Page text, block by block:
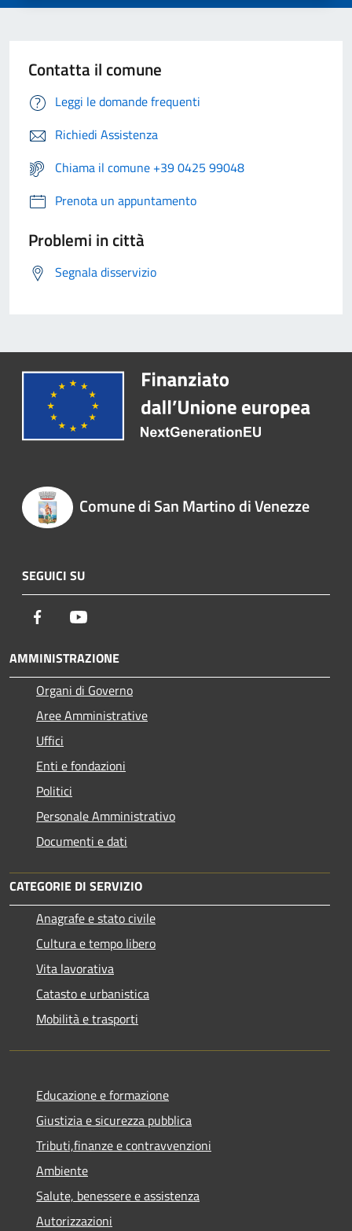
Contatta il comune
Leggi le domande frequenti
Richiedi Assistenza
Chiama il comune +39 0425 99048
Prenota un appuntamento
Problemi in città
Segnala disservizio
Comune di San Martino di Venezze
SEGUICI SU
Facebook
AMMINISTRAZIONE
Organi di Governo
Aree Amministrative
Uffici
Enti e fondazioni
Politici
Personale Amministrativo
Documenti e dati
CATEGORIE DI SERVIZIO
Anagrafe e stato civile
Cultura e tempo libero
Vita lavorativa
Catasto e urbanistica
Mobilità e trasporti
Educazione e formazione
Giustizia e sicurezza pubblica
Tributi,finanze e contravvenzioni
Ambiente
Salute, benessere e assistenza
Autorizzazioni